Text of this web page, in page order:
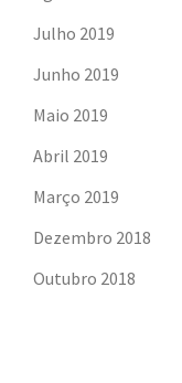
Julho 2019
Junho 2019
Maio 2019
Abril 2019
Março 2019
Dezembro 2018
Outubro 2018